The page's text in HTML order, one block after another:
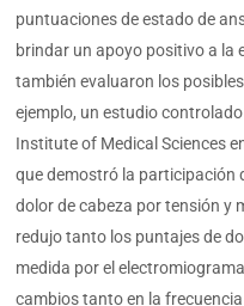
puntuaciones de estado de
brindar un apoyo positivo a la
también evaluaron los
ejemplo, un estudio
Institute of Medical Sciences
que demostró la participación
dolor de cabeza por tensión y
redujo tanto los puntajes de
medida por el
cambios tanto en la